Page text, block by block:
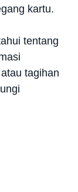
kartu.
tentang
tagihan